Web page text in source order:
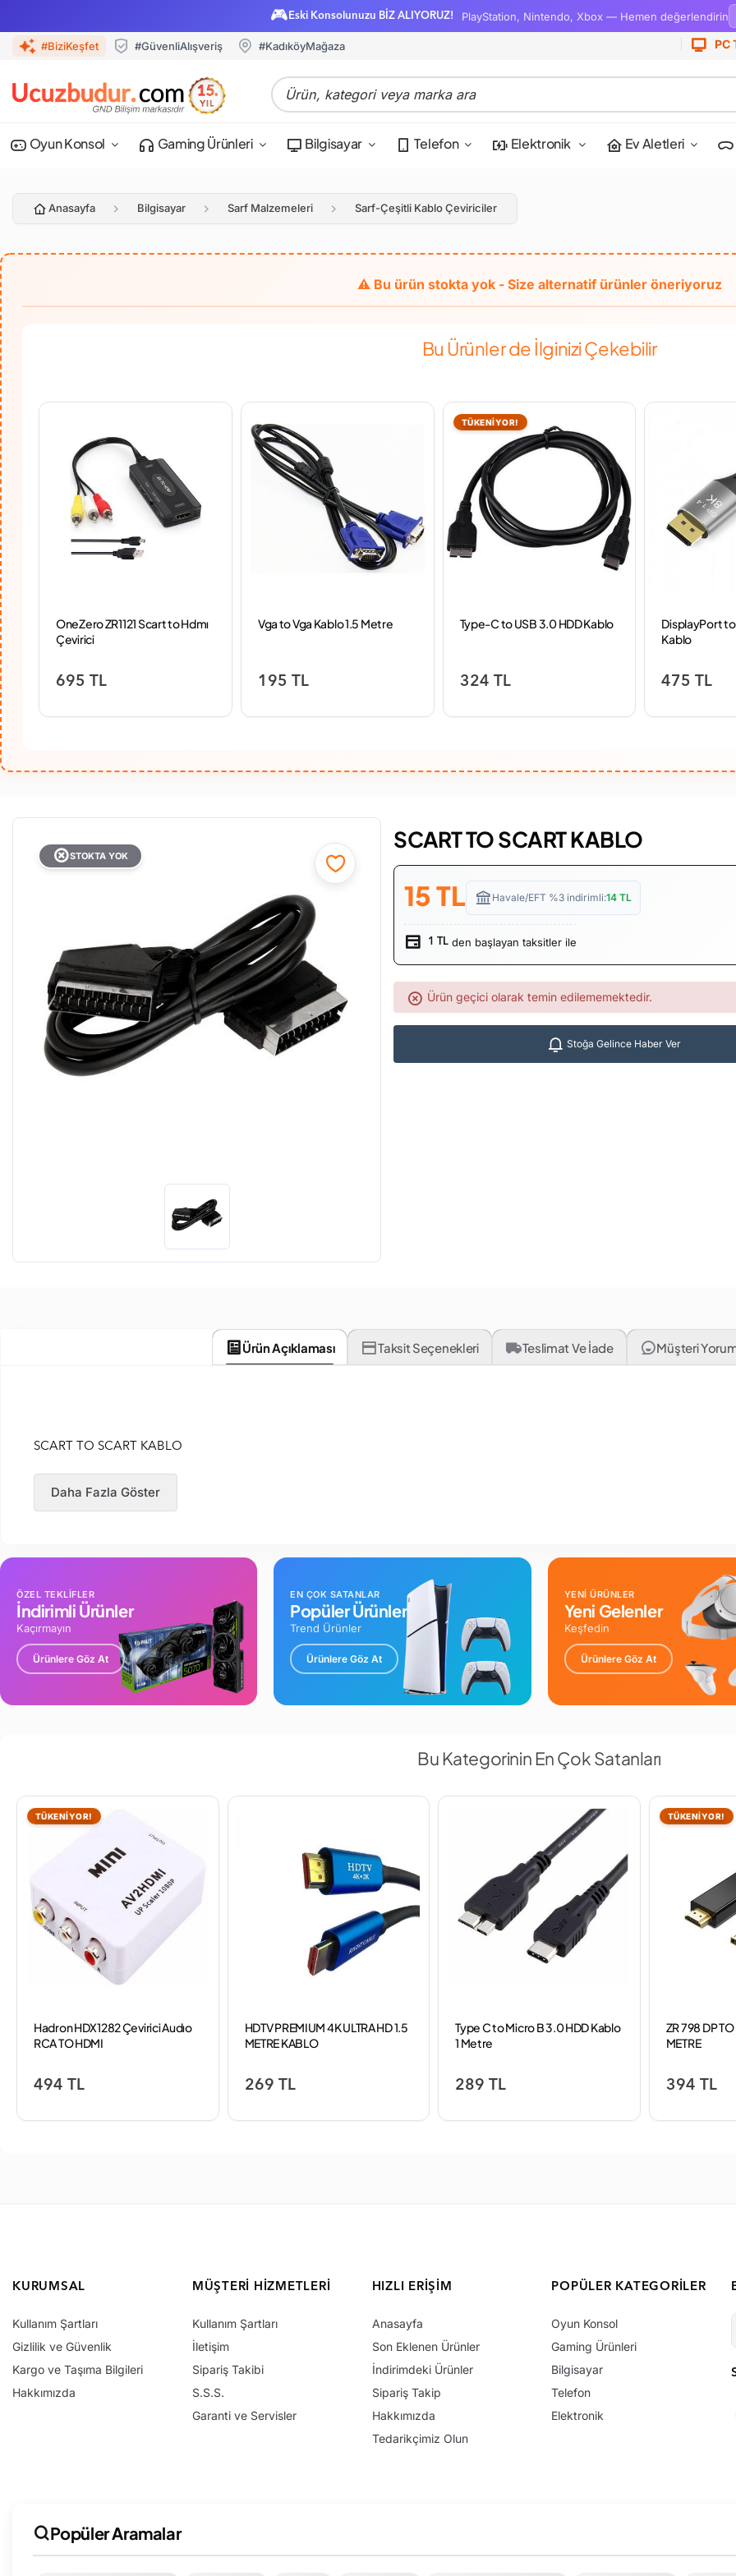
🎮 Eski Konsolunuzu BİZ ALIYORUZ! PlayStation, Nintendo, Xbox — Hemen değerlendirin
#BiziKeşfet #GüvenliAlışveriş #KadıköyMağaza PC
Oyun Konsol Gaming Ürünleri Bilgisayar Telefon Elektronik Ev Aletleri
Anasayfa Bilgisayar Sarf Malzemeleri Sarf-Çeşitli Kablo Çeviriciler
Bu Ürünler de İlginizi Çekebilir
OneZero ZR1121 Scart to Hdmı
Çevirici
695 TL
Vga to Vga Kablo 1.5 Metre
195 TL
TÜKENİYOR!
Type-C to USB 3.0 HDD Kablo
324 TL
DisplayPort
Kablo
475 TL
STOKTA YOK
SCART TO SCART KABLO
15 TL Havale/EFT %3 indirimli:14 TL
1 TL den başlayan taksitler ile
Ürün geçici olarak temin edilememektedir.
Stoğa Gelince Haber Ver
Ürün Açıklaması Taksit Seçenekleri Teslimat Ve İade Müşteri
SCART TO SCART KABLO
Daha Fazla Göster
ÖZEL TEKLİFLER
İndirimli Ürünler
Kaçırmayın
Ürünlere Göz At
EN ÇOK SATANLAR
Popüler Ürünler
Trend Ürünler
Ürünlere Göz At
YENİ ÜRÜNLER
Yeni Gelenler
Keşfedin
Ürünlere Göz At
Bu Kategorinin En Çok Satanları
TÜKENİYOR!
Hadron HDX1282 Çevirici Audıo
RCA TO HDMI
494 TL
HDTV PREMIUM 4K ULTRA HD 1.5
METRE KABLO
269 TL
Type C to Micro B 3.0 HDD Kablo
1 Metre
289 TL
TÜKENİYOR!
ZR 798 DP
METRE
394 TL
KURUMSAL
Kullanım Şartları
Gizlilik ve Güvenlik
Kargo ve Taşıma Bilgileri
Hakkımızda
MÜŞTERI HIZMETLERI
Kullanım Şartları
İletişim
Sipariş Takibi
S.S.S.
Garanti ve Servisler
HIZLI ERIŞIM
Anasayfa
Son Eklenen Ürünler
İndirimdeki Ürünler
Sipariş Takip
Hakkımızda
Tedarikçimiz Olun
POPÜLER KATEGORILER
Oyun Konsol
Gaming Ürünleri
Bilgisayar
Telefon
Elektronik
Popüler Aramalar